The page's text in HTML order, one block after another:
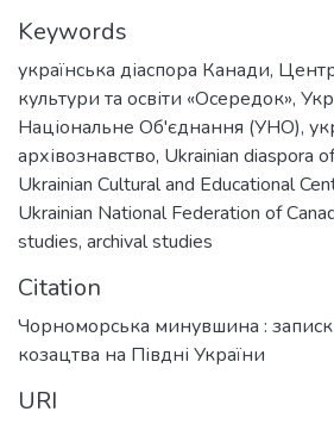
Keywords
українська діаспора Канади,
культури та освіти «Осередок»,
Національне Об'єднання (УНО),
архівознавство, Ukrainian diaspora
Ukrainian Cultural and Educational
Ukrainian National Federation of
studies, archival studies
Citation
Чорноморська минувшина : записки
козацтва на Півдні України
URI